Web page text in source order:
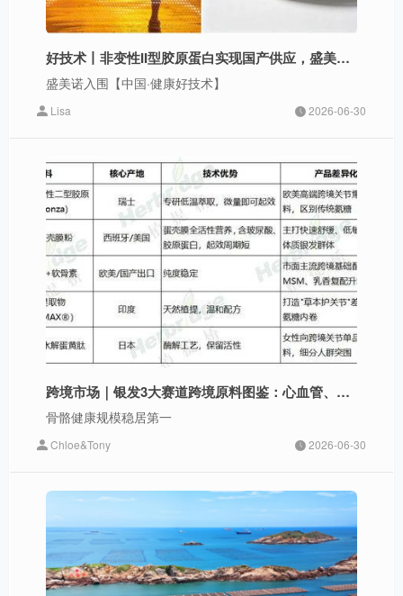
好技术丨非变性II型胶原蛋白实现国产供应，盛美诺入围【中国·健康好技术】
盛美诺入围【中国·健康好技术】
Lisa 2026-06-30
跨境市场｜银发3大赛道跨境原料图鉴：心血管、骨关节、脑健康
骨骼健康规模稳居第一
Chloe&Tony 2026-06-30